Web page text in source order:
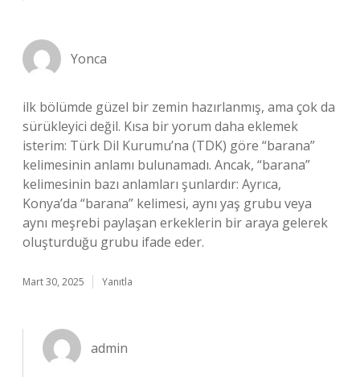
Yonca
ilk bölümde güzel bir zemin hazırlanmış, ama çok da
sürükleyici değil. Kısa bir yorum daha eklemek
isterim: Türk Dil Kurumu’na (TDK) göre “barana”
kelimesinin anlamı bulunamadı. Ancak, “barana”
kelimesinin bazı anlamları şunlardır: Ayrıca,
Konya’da “barana” kelimesi, aynı yaş grubu veya
aynı meşrebi paylaşan erkeklerin bir araya gelerek
oluşturduğu grubu ifade eder.
Mart 30, 2025 Yanıtla
admin